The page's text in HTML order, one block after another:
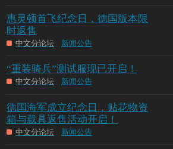
惠灵顿首飞纪念日，德国版本限
时返售
中文分论坛 新闻公告
“重装骑兵”测试服现已开启！
中文分论坛 新闻公告
德国海军成立纪念日，贴花物资
箱与载具返售活动开启！
中文分论坛 新闻公告